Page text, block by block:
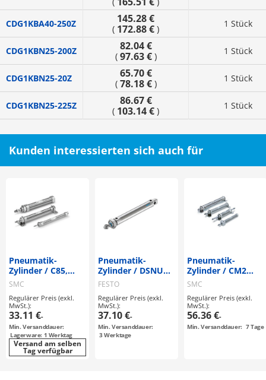
CDG1KBA40-250Z 145.28 €
( 172.88 € ) 1 Stück
CDG1KBN25-200Z 82.04 €
( 97.63 €) 1 Stück
CDG1KBN25-20Z 65.70 €
( 78.18 €) 1 Stück
CDG1KBN25-225Z 86.67 €
( 103.14 € ) 1 Stück
Kunden interessierten sich auch für
Pneumatik-
Zylinder / C85,
CD85 / ISO 6432 /
rund /
Gewindeflansch-
Befestigung /
doppelt wirkend
SMC
Regulärer Preis (exkl.
MwSt.):
33.11 €-
Min. Versanddauer:
Lagerware: 1 Werktag
Versand am selben
Tag verfügbar
Pneumatik-
Zylinder / DSNU
Serie /
Rundzylinder
FESTO
Regulärer Preis (exkl.
MwSt.):
37.10 €-
Min. Versanddauer:
3Werktage
Pneumatik-
Zylinder / CM2
Serie /
Gewindeflansch-
Befestigung /
doppelt wirkend /
Kolbenstange
einseitig
SMC
Regulärer Preis (exkl.
MwSt.):
56.36 €-
Min. Versanddauer: 7Tage